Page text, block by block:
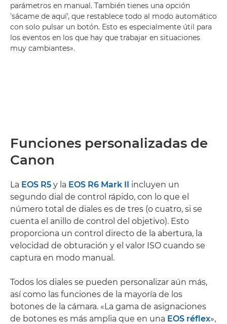
parámetros en manual. También tienes una opción
'sácame de aquí', que restablece todo al modo automático
con solo pulsar un botón. Esto es especialmente útil para
los eventos en los que hay que trabajar en situaciones
muy cambiantes».
Funciones personalizadas de
Canon
La EOS R5 y la EOS R6 Mark II incluyen un
segundo dial de control rápido, con lo que el
número total de diales es de tres (o cuatro, si se
cuenta el anillo de control del objetivo). Esto
proporciona un control directo de la abertura, la
velocidad de obturación y el valor ISO cuando se
captura en modo manual.
Todos los diales se pueden personalizar aún más,
así como las funciones de la mayoría de los
botones de la cámara. «La gama de asignaciones
de botones es más amplia que en una EOS réflex»,